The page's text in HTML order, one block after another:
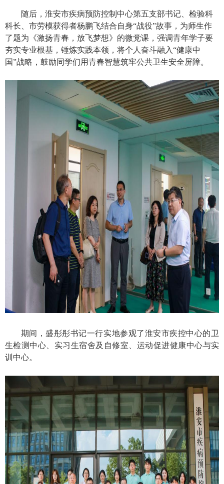
随后，淮安市疾病预防控制中心第五支部书记、检验科
科长、市劳模获得者杨鹏飞结合自身“战役”故事，为师生作
了题为《激扬青春，放飞梦想》的微党课，强调青年学子要
夯实专业根基，锤炼实践本领，将个人奋斗融入“健康中
国”战略，鼓励同学们用青春智慧筑牢公共卫生安全屏障。
期间，盛彤彤书记一行实地参观了淮安市疾控中心的卫
生检测中心、实习生宿舍及自修室、运动促进健康中心与实
训中心。